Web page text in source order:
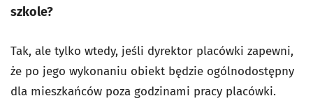
szkole?
Tak, ale tylko wtedy, jeśli dyrektor placówki zapewni,
że po jego wykonaniu obiekt będzie ogólnodostępny
dla mieszkańców poza godzinami pracy placówki.